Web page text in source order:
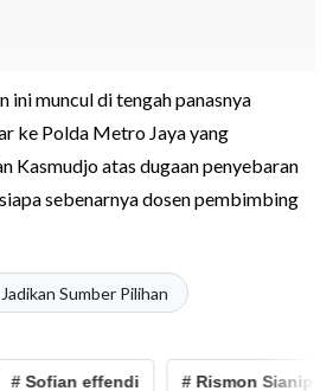
ini muncul di tengah panasnya
ke Polda Metro Jaya yang
Kasmudjo atas dugaan penyebaran
sebenarnya dosen pembimbing
Jadikan Sumber Pilihan
effendi # Rismon Sianipar